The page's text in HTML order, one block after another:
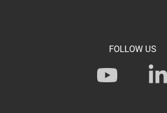
FOLLOW US
Y
o
L
i